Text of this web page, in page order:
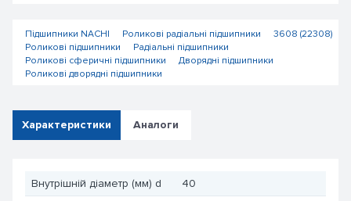
Підшипники NACHI Роликові радіальні підшипники
3608 (22308)
Роликові підшипники
Радіальні підшипники
Роликові сферичні підшипники
Дворядні підшипники
Роликові дворядні підшипники
Характеристики Аналоги
Внутрішній діаметр (мм) d
40